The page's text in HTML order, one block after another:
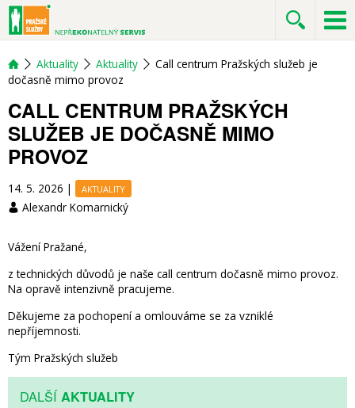
Aktuality Aktuality
Call centrum Pražských služeb je
dočasně mimo provoz
CALL CENTRUM PRAŽSKÝCH
SLUŽEB JE DOČASNĚ MIMO
PROVOZ
14. 5. 2026 | AKTUALITY
Alexandr Komarnický
Vážení Pražané,
z technických důvodů je naše call centrum dočasně mimo provoz.
Na opravě intenzivně pracujeme.
Děkujeme za pochopení a omlouváme se za vzniklé
nepříjemnosti.
Tým Pražských služeb
DALŠÍAKTUALITY